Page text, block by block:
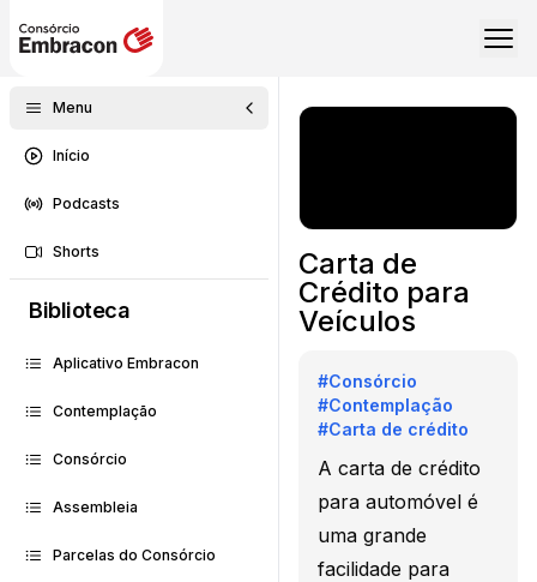
Menu
Início
Podcasts
Shorts
Biblioteca
Aplicativo Embracon
Contemplação
Consórcio
Assembleia
Parcelas do Consórcio
Carta de
Crédito para
Veículos
#Consórcio
#Contemplação
#Carta de crédito
A carta de crédito
para automóvel é
uma grande
facilidade para